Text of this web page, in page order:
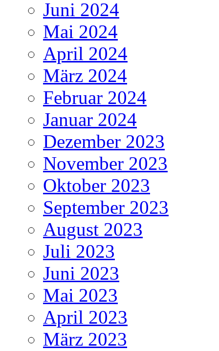
Juni 2024
Mai 2024
April 2024
März 2024
Februar 2024
Januar 2024
Dezember 2023
November 2023
Oktober 2023
September 2023
August 2023
Juli 2023
Juni 2023
Mai 2023
April 2023
März 2023